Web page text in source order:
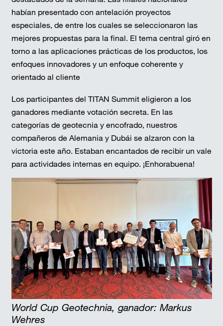
habían presentado con antelación proyectos
especiales, de entre los cuales se seleccionaron las
mejores propuestas para la final. El tema central giró en
torno a las aplicaciones prácticas de los productos, los
enfoques innovadores y un enfoque coherente y
orientado al cliente
Los participantes del TITAN Summit eligieron a los
ganadores mediante votación secreta. En las
categorías de geotecnia y encofrado, nuestros
compañeros de Alemania y Dubái se alzaron con la
victoria este año. Estaban encantados de recibir un vale
para actividades internas en equipo. ¡Enhorabuena!
World Cup Geotechnia, ganador: Markus
Wehres